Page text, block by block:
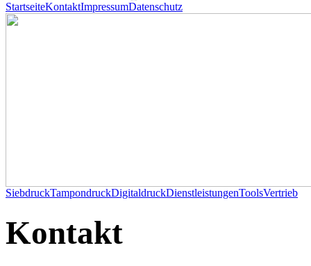
StartseiteKontaktImpressumDatenschutz
SiebdruckTampondruckDigitaldruckDienstleistungenToolsVertrieb
Kontakt